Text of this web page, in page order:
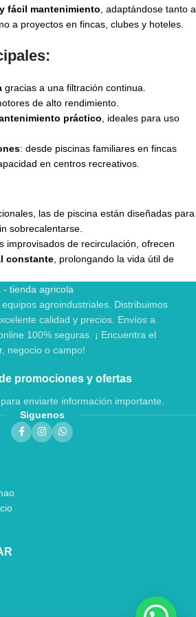
fácil mantenimiento , adaptándose tanto a
a proyectos en fincas, clubes y hoteles.
gracias a una filtración continua.
de alto rendimiento.
práctico , ideales para uso
: desde piscinas familiares en fincas
en centros recreativos.
las de piscina están diseñadas para
sobrecalentarse.
improvisados de recirculación, ofrecen
constante , prolongando la vida útil de
agroindustriales. Distribuimos
calidad y precios. Envíos a
100% seguras. ¡ Encuentra el
negocio o campo!
promociones y ofertas
enviarte información importante.
Siguenos